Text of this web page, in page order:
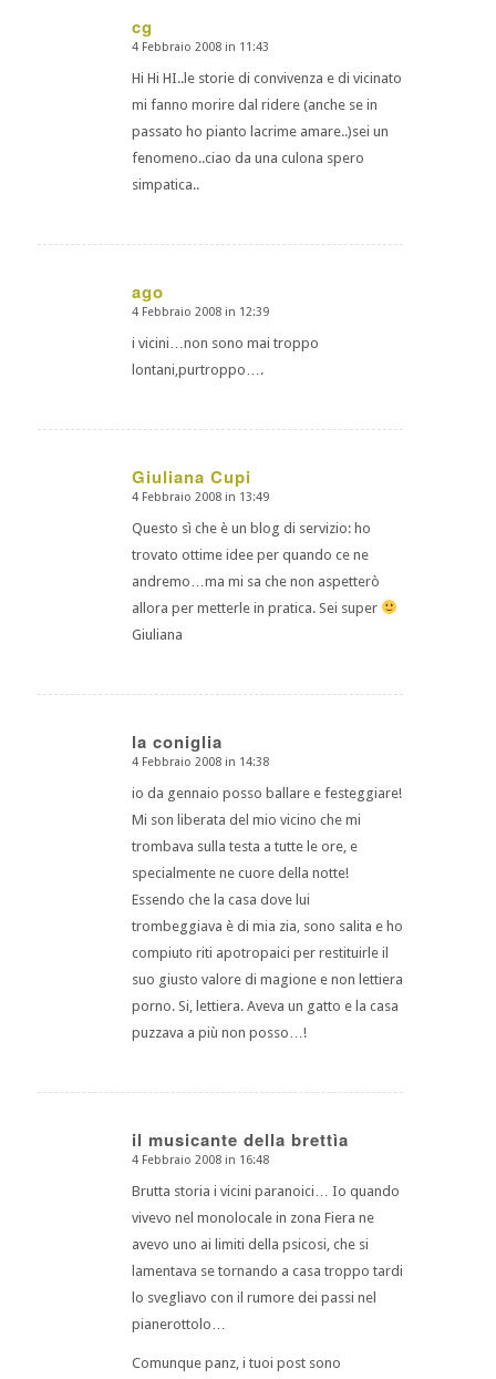
cg
dice:
4 Febbraio 2008 in 11:43
Hi Hi HI..le storie di convivenza e di vicinato
mi fanno morire dal ridere (anche se in
passato ho pianto lacrime amare..)sei un
fenomeno..ciao da una culona spero
simpatica..
ago
dice:
4 Febbraio 2008 in 12:39
i vicini…non sono mai troppo
lontani,purtroppo….
Giuliana Cupi
dice:
4 Febbraio 2008 in 13:49
Questo sì che è un blog di servizio: ho
trovato ottime idee per quando ce ne
andremo…ma mi sa che non aspetterò
allora per metterle in pratica. Sei super
Giuliana
la coniglia
dice:
4 Febbraio 2008 in 14:38
io da gennaio posso ballare e festeggiare!
Mi son liberata del mio vicino che mi
trombava sulla testa a tutte le ore, e
specialmente ne cuore della notte!
Essendo che la casa dove lui
trombeggiava è di mia zia, sono salita e ho
compiuto riti apotropaici per restituirle il
suo giusto valore di magione e non lettiera
porno. Si, lettiera. Aveva un gatto e la casa
puzzava a più non posso…!
il musicante della brettìa
dice:
4 Febbraio 2008 in 16:48
Brutta storia i vicini paranoici… Io quando
vivevo nel monolocale in zona Fiera ne
avevo uno ai limiti della psicosi, che si
lamentava se tornando a casa troppo tardi
lo svegliavo con il rumore dei passi nel
pianerottolo…
Comunque panz, i tuoi post sono